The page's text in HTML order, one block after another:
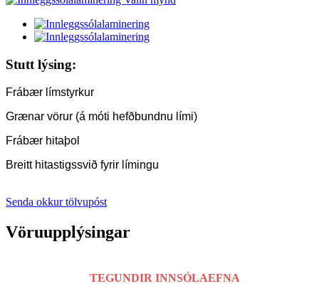
Stutt lýsing:
Frábær límstyrkur
Grænar vörur (á móti hefðbundnu lími)
Frábær hitaþol
Breitt hitastigssvið fyrir límingu
Senda okkur tölvupóst
Vöruupplýsingar
TEGUNDIR INNSÓLAEFNA